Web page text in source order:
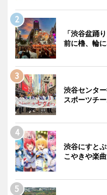
「渋谷盆踊
前に櫓、輪
渋谷センタ
スポーツチ
渋谷にすと
こやきや楽